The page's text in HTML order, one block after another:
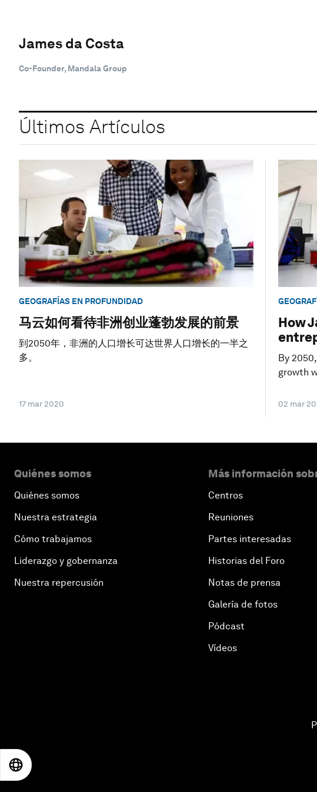
James da Costa
Co-Founder, Mandala Group
Últimos Artículos
GEOGRAFÍAS EN PROFUNDIDAD
马云如何看待非洲创业蓬勃发展的前景
到2050年，非洲的人口增长可达世界人口增长的一半之
多。
17 mar 2020
How
By
growth
02 mar
Quiénes somos
Quiénes somos
Nuestra estrategia
Cómo trabajamos
Liderazgo y gobernanza
Nuestra repercusión
Más información
Centros
Reuniones
Partes interesadas
Historias del Foro
Notas de prensa
Galería de fotos
Pódcast
Vídeos